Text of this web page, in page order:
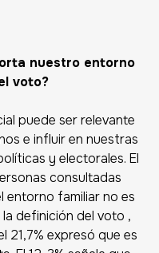
nuestro entorno
voto?
puede ser relevante
e influir en nuestras
y electorales. El
consultadas
entorno familiar no es
definición del voto ,
21,7% expresó que es